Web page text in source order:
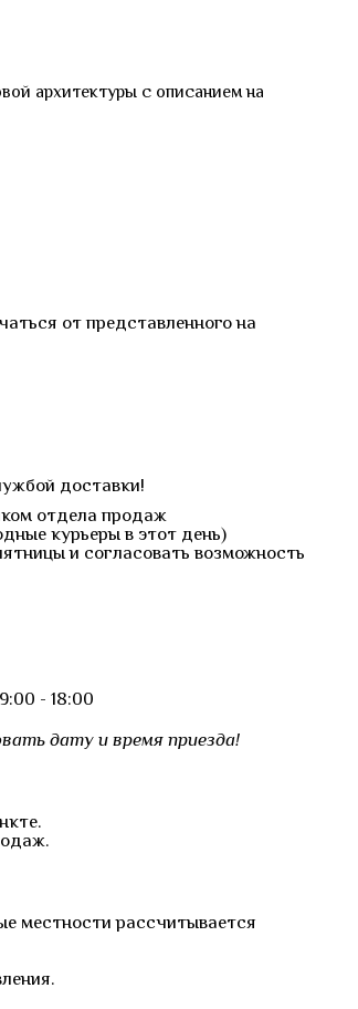
архитектуры с описанием на
от представленного на
доставки!
отдела продаж
курьеры в этот день)
и согласовать возможность
- 18:00
дату и время приезда!
местности рассчитывается